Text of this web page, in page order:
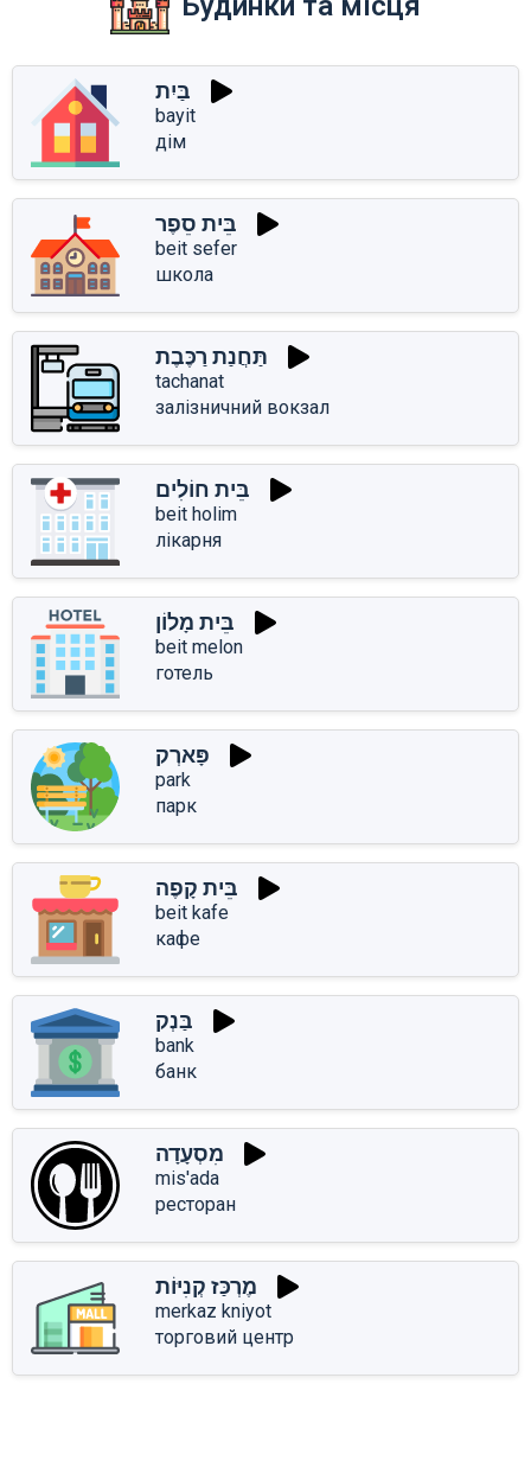
בַּיִת
bayit
дім
בֵּית סֵפֶר
beit sefer
школа
תַּחֲנַת רַכֶּבֶת
tachanat
залізничний вокзал
בֵּית חוֹלִים
beit holim
лікарня
בֵּית מָלוֹן
beit melon
готель
פָּארְק
park
парк
בֵּית קָפֶה
beit kafe
кафе
בַּנְק
bank
банк
מִסְעָדָה
mis'ada
ресторан
מֶרְכַּז קְנִיּוֹת
merkaz kniyot
торговий центр